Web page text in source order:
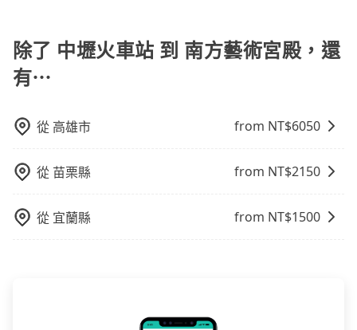
覆您的需求，並確認是否能安排符合您需求的用車服
務。
除了 中壢火車站 到 南方藝術宮殿，還
有⋯
從 高雄市 from NT$6050
從 苗栗縣 from NT$2150
從 宜蘭縣 from NT$1500